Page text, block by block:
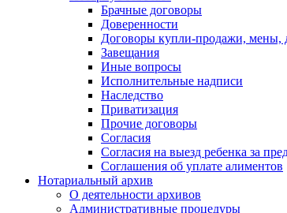
Брачные договоры
Доверенности
Договоры купли-продажи, мены,
Завещания
Иные вопросы
Исполнительные надписи
Наследство
Приватизация
Прочие договоры
Согласия
Согласия на выезд ребенка за
Соглашения об уплате алиментов
Нотариальный архив
О деятельности архивов
Административные процедуры